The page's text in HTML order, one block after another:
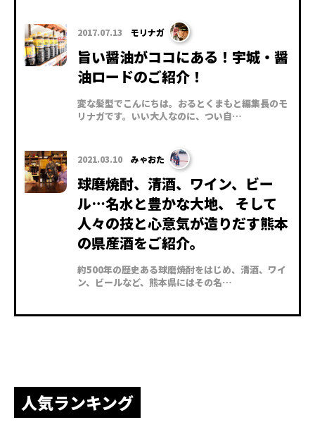
2017.07.13 モリナガ
旨い醤油がココにある！宇城・醤
油ロードのご紹介！
変な髪型でこんにちは。おるとくまもと編集長のモ
リナガです。いい大人なのに、つい自…
2021.03.10 みゃおた
球磨焼酎、清酒、ワイン、ビー
ル…名水と豊かな大地、 そして
人々の技と心意気が造りだす熊本
の県産酒をご紹介。
約500年の歴史ある球磨焼酎をはじめ、清酒、ワイ
ン、ビールなど、熊本県にはその名…
人気ランキング